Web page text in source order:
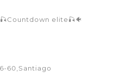
elite🎣🐠
60,Santiago